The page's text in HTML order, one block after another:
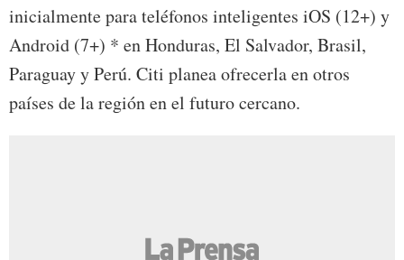
inicialmente para teléfonos inteligentes iOS (12+) y
Android (7+) * en Honduras, El Salvador, Brasil,
Paraguay y Perú. Citi planea ofrecerla en otros
países de la región en el futuro cercano.